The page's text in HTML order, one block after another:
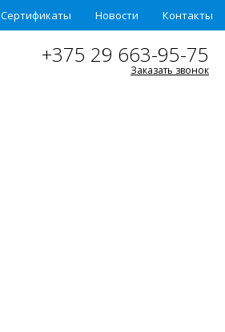
Сертификаты Новости Контакты
+375 29 663-95-75
Заказать звонок